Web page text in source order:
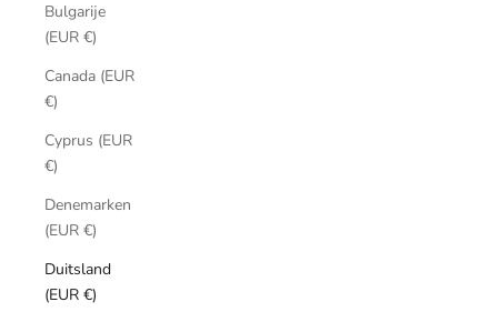
Bulgarije
(EUR €)
Canada (EUR
€)
Cyprus (EUR
€)
Denemarken
(EUR €)
Duitsland
(EUR €)